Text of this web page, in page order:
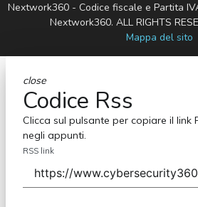
Nextwork360 - Codice fiscale e Partita
Nextwork360. ALL RIGHTS
Mappa del sito
close
Codice Rss
Clicca sul pulsante per copiare il link
negli appunti.
RSS link